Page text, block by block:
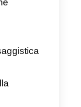
da
tua attività o